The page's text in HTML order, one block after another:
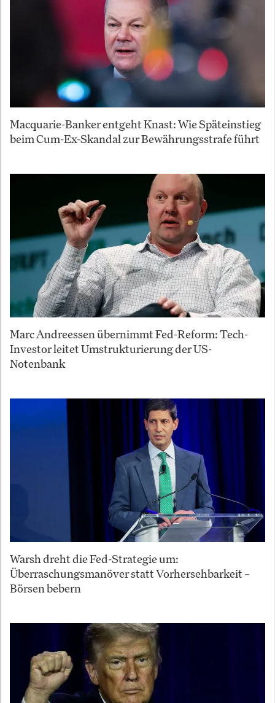
Macquarie-Banker entgeht Knast: Wie Späteinstieg
beim Cum-Ex-Skandal zur Bewährungsstrafe führt
Marc Andreessen übernimmt Fed-Reform: Tech-
Investor leitet Umstrukturierung der US-
Notenbank
Warsh dreht die Fed-Strategie um:
Überraschungsmanöver statt Vorhersehbarkeit –
Börsen bebern